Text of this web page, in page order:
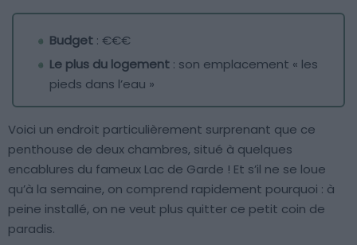
Budget : €€€
Le plus du logement : son emplacement « les
pieds dans l’eau »
Voici un endroit particulièrement surprenant que ce
penthouse de deux chambres, situé à quelques
encablures du fameux Lac de Garde ! Et s’il ne se loue
qu’à la semaine, on comprend rapidement pourquoi : à
peine installé, on ne veut plus quitter ce petit coin de
paradis.